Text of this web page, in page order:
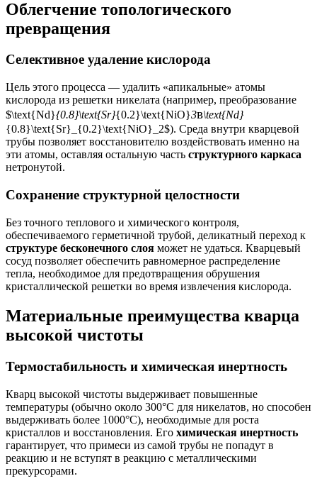
Облегчение топологического
превращения
Селективное удаление кислорода
Цель этого процесса — удалить «апикальные» атомы
кислорода из решетки никелата (например, преобразование
$\text{Nd}{0.8}\text{Sr}{0.2}\text{NiO}3в
в\text{Nd}
{0.8}\text{Sr}_{0.2}\text{NiO}_2$). Среда внутри кварцевой
трубы позволяет восстановителю воздействовать именно на
эти атомы, оставляя остальную часть структурного каркаса
нетронутой.
Сохранение структурной целостности
Без точного теплового и химического контроля,
обеспечиваемого герметичной трубой, деликатный переход к
структуре бесконечного слоя может не удаться. Кварцевый
сосуд позволяет обеспечить равномерное распределение
тепла, необходимое для предотвращения обрушения
кристаллической решетки во время извлечения кислорода.
Материальные преимущества кварца
высокой чистоты
Термостабильность и химическая инертность
Кварц высокой чистоты выдерживает повышенные
температуры (обычно около 300°C для никелатов, но способен
выдерживать более 1000°C), необходимые для роста
кристаллов и восстановления. Его химическая инертность
гарантирует, что примеси из самой трубы не попадут в
реакцию и не вступят в реакцию с металлическими
прекурсорами.